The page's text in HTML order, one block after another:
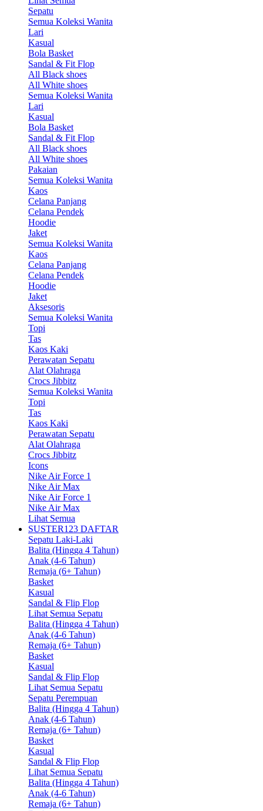
Sepatu
Semua Koleksi Wanita
Lari
Kasual
Bola Basket
Sandal & Fit Flop
All Black shoes
All White shoes
Semua Koleksi Wanita
Lari
Kasual
Bola Basket
Sandal & Fit Flop
All Black shoes
All White shoes
Pakaian
Semua Koleksi Wanita
Kaos
Celana Panjang
Celana Pendek
Hoodie
Jaket
Semua Koleksi Wanita
Kaos
Celana Panjang
Celana Pendek
Hoodie
Jaket
Aksesoris
Semua Koleksi Wanita
Topi
Tas
Kaos Kaki
Perawatan Sepatu
Alat Olahraga
Crocs Jibbitz
Semua Koleksi Wanita
Topi
Tas
Kaos Kaki
Perawatan Sepatu
Alat Olahraga
Crocs Jibbitz
Icons
Nike Air Force 1
Nike Air Max
Nike Air Force 1
Nike Air Max
Lihat Semua
SUSTER123 DAFTAR
Sepatu Laki-Laki
Balita (Hingga 4 Tahun)
Anak (4-6 Tahun)
Remaja (6+ Tahun)
Basket
Kasual
Sandal & Flip Flop
Lihat Semua Sepatu
Balita (Hingga 4 Tahun)
Anak (4-6 Tahun)
Remaja (6+ Tahun)
Basket
Kasual
Sandal & Flip Flop
Lihat Semua Sepatu
Sepatu Perempuan
Balita (Hingga 4 Tahun)
Anak (4-6 Tahun)
Remaja (6+ Tahun)
Basket
Kasual
Sandal & Flip Flop
Lihat Semua Sepatu
Balita (Hingga 4 Tahun)
Anak (4-6 Tahun)
Remaja (6+ Tahun)